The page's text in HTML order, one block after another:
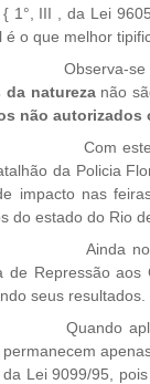
1°, III , da Lei
é o que melhor
Observa-se
da natureza não
não autorizados
Com
da Policia
impacto nas
do estado do Rio
Ainda no ano de
de Repressão
seus resultados.
Quando aplicado
Lei 9099/95,